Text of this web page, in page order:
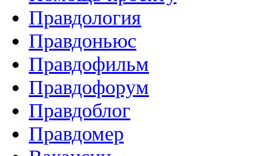
Правдология
Правдоньюс
Правдофильм
Правдофорум
Правдоблог
Правдомер